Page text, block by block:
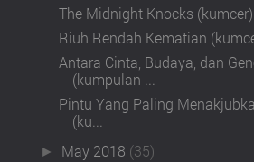
The Midnight Knocks (kumcer)
Riuh Rendah Kematian
Antara Cinta, Budaya, dan
(kumpulan ...
Pintu Yang Paling
(ku...
► May 2018 (35)